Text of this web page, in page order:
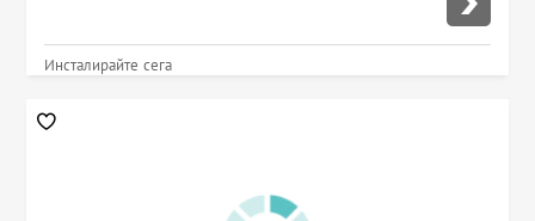
Инсталирайте сега